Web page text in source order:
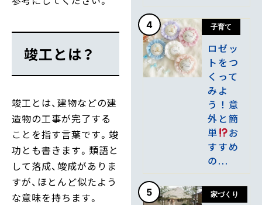
竣工とは？
竣工とは、建物などの建
造物の工事が完了する
ことを指す言葉です。竣
功とも書きます。類語と
して落成、竣成がありま
すが、ほとんど似たよう
な意味を持ちます。
4 子育て
ロゼッ
トをつ
くって
みよ
う！意
外と簡
単
お
すすめ
の...
5 家づくり